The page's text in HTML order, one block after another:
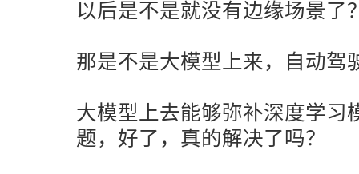
以后是不是就没有边缘场景了
那是不是大模型上来，自动驾
大模型上去能够弥补深度学习
题，好了，真的解决了吗？